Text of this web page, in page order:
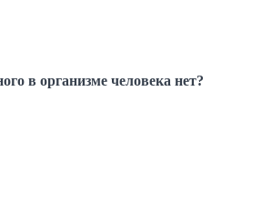
в организме человека нет?